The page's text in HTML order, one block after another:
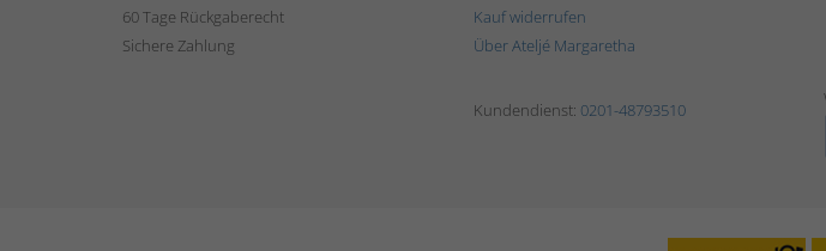
60 Tage Rückgaberecht
Sichere Zahlung
Kauf widerrufen
Über Ateljé Margaretha
Kundendienst: 0201-48793510